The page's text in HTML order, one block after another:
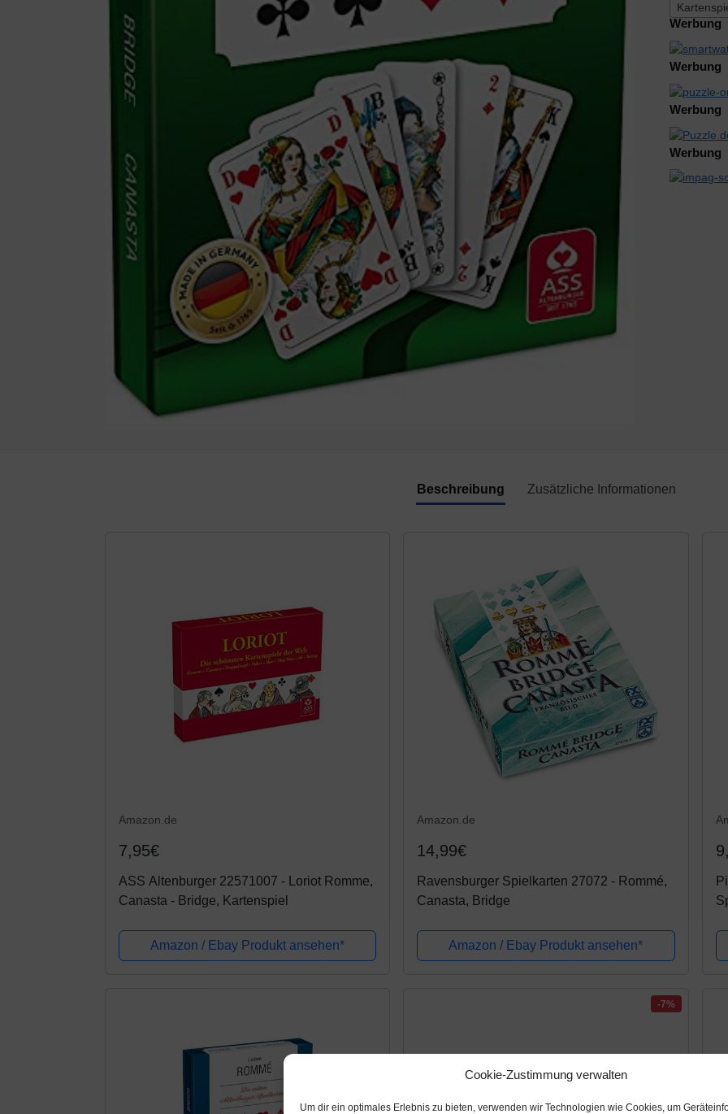
Cookie-Zustimmung verwalten
Um dir ein optimales Erlebnis zu bieten, verwenden wir Technologien wie Cookies, um
Werbung
Werbung
Werbung
Werbung
Beschreibung Zusätzliche Informationen
Amazon.de
7,95€
ASS Altenburger 22571007 - Loriot Romme,
Canasta - Bridge, Kartenspiel
Amazon / Ebay Produkt ansehen*
Amazon.de
14,99€
Ravensburger Spielkarten 27072 - Rommé,
Canasta, Bridge
Amazon / Ebay Produkt ansehen*
-7%